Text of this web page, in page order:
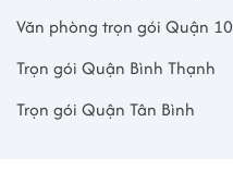
Văn phòng trọn gói Quận 10
Trọn gói Quận Bình Thạnh
Trọn gói Quận Tân Bình